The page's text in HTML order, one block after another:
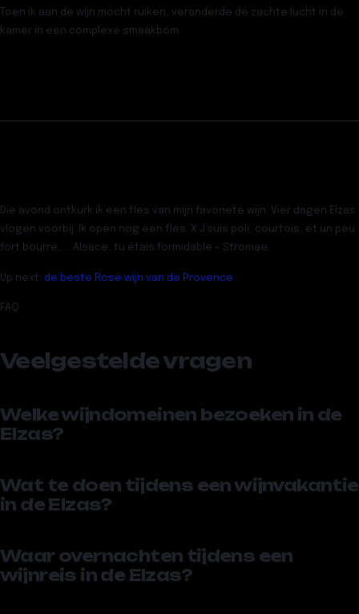
Toen ik aan de wijn mocht ruiken, veranderde de zachte lucht in de
kamer in een complexe smaakbom.
Die avond ontkurk ik een fles van mijn favoriete wijn. Vier dagen Elzas
vlogen voorbij. Ik open nog een fles. X J’suis poli, courtois, et un peu
fort bourré, … Alsace, tu étais formidable – Stromae.
Up next: de beste Rosé wijn van de Provence
FAQ
Veelgestelde vragen
Welke wijndomeinen bezoeken in de
Elzas?
Wat te doen tijdens een wijnvakantie
in de Elzas?
Waar overnachten tijdens een
wijnreis in de Elzas?